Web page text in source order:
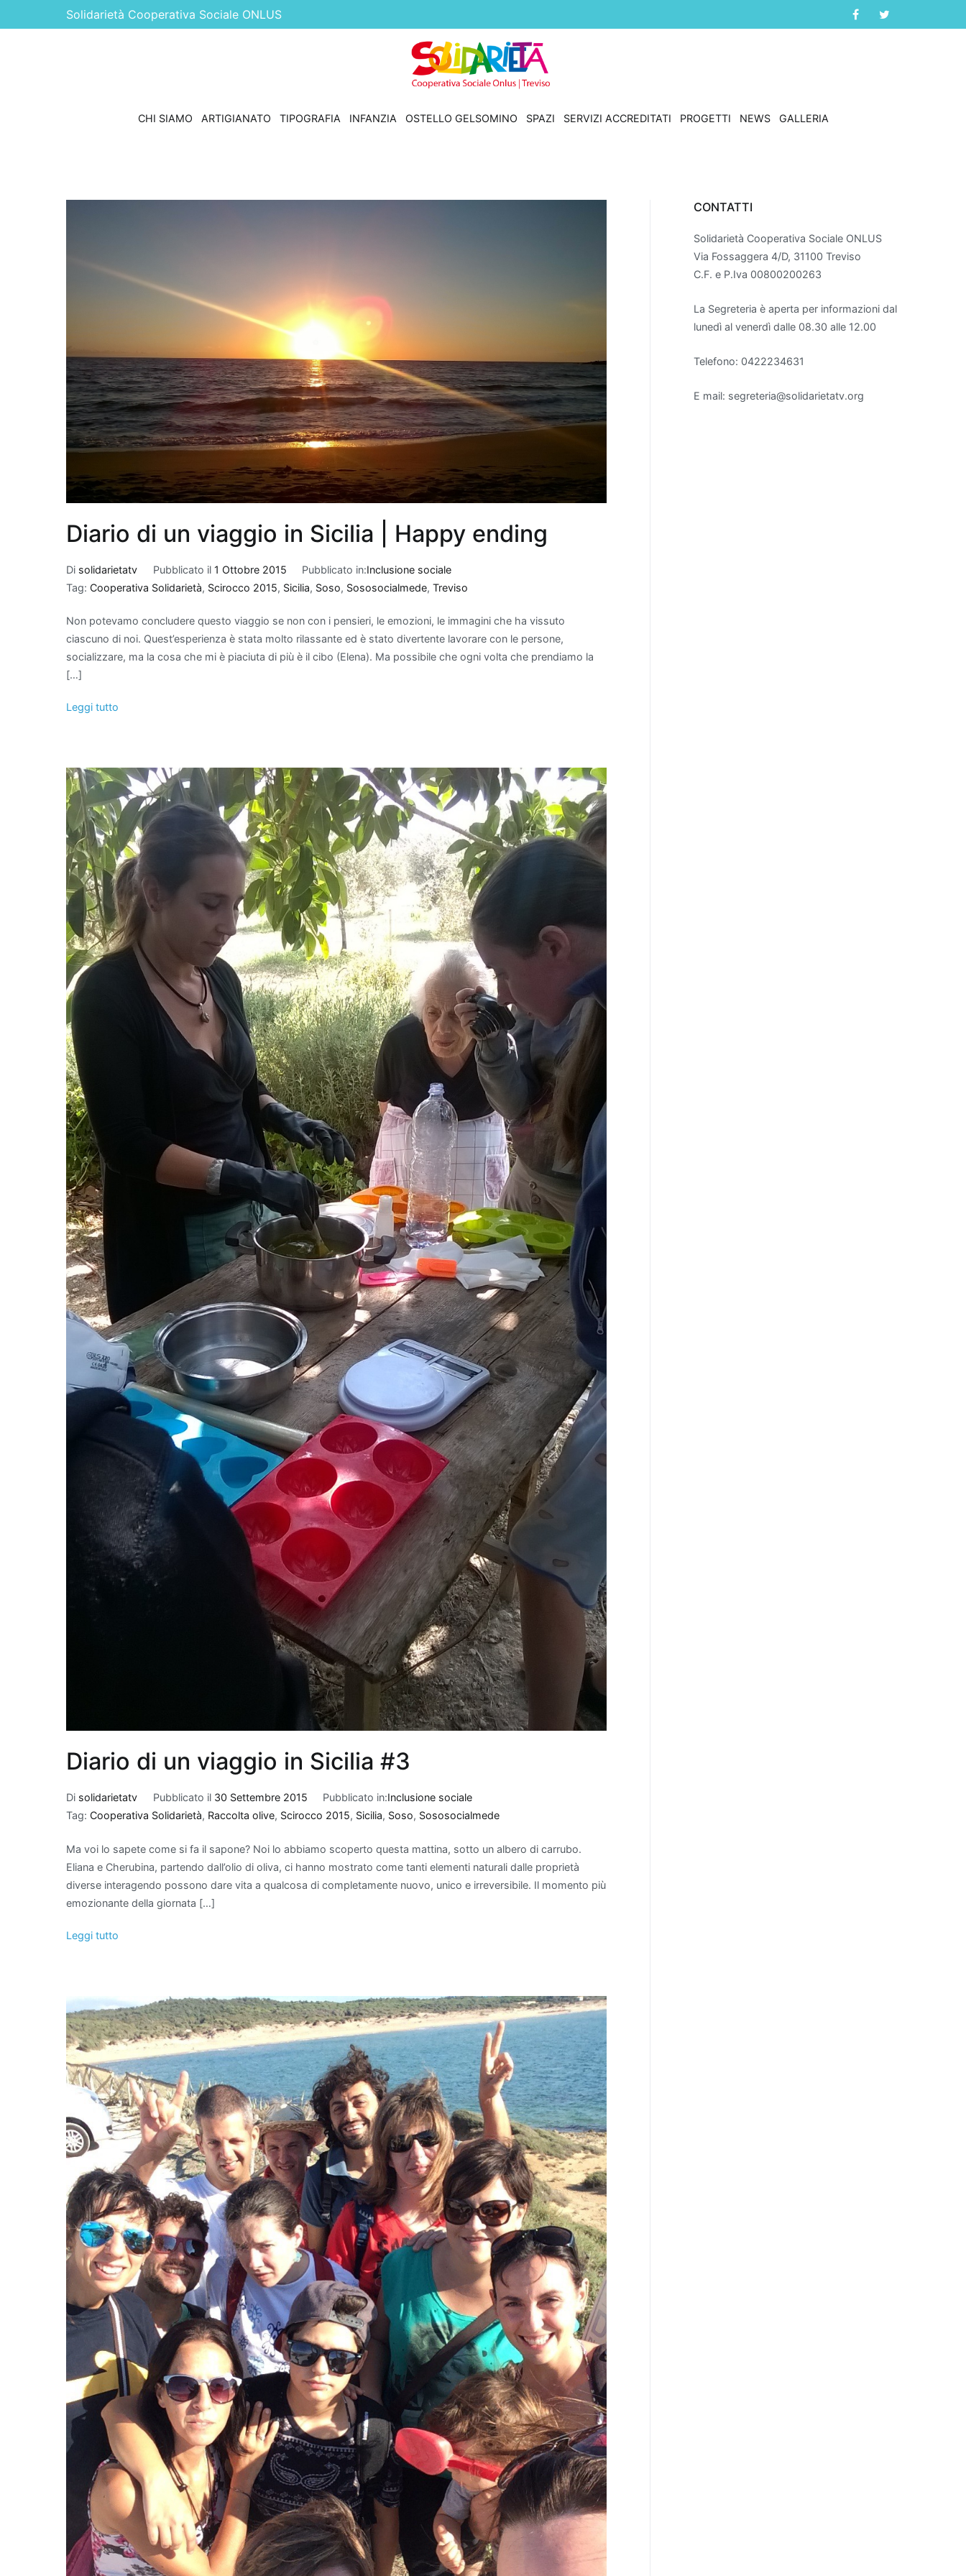
al
Solidarietà Cooperativa Sociale ONLUS
Solidarietà Treviso
Cooperativa Sociale Onlus
CHI SIAMO ARTIGIANATO TIPOGRAFIA INFANZIA OSTELLO GELSOMINO SPAZI SERVIZI ACCREDITATI PROGETTI NEWS GALLERIA
Diario di un viaggio in Sicilia | Happy ending
Di solidarietatv Pubblicato il 1 Ottobre 2015 Pubblicato in:Inclusione sociale
Tag: Cooperativa Solidarietà, Scirocco 2015, Sicilia, Soso, Sososocialmede, Treviso
Non potevamo concludere questo viaggio se non con i pensieri, le emozioni, le immagini che ha vissuto
ciascuno di noi. Quest’esperienza è stata molto rilassante ed è stato divertente lavorare con le persone,
socializzare, ma la cosa che mi è piaciuta di più è il cibo (Elena). Ma possibile che ogni volta che prendiamo la
[…]
Leggi tutto
Diario di un viaggio in Sicilia #3
Di solidarietatv Pubblicato il 30 Settembre 2015 Pubblicato in:Inclusione sociale
Tag: Cooperativa Solidarietà, Raccolta olive, Scirocco 2015, Sicilia, Soso, Sososocialmede
Ma voi lo sapete come si fa il sapone? Noi lo abbiamo scoperto questa mattina, sotto un albero di carrubo.
Eliana e Cherubina, partendo dall’olio di oliva, ci hanno mostrato come tanti elementi naturali dalle proprietà
diverse interagendo possono dare vita a qualcosa di completamente nuovo, unico e irreversibile. Il momento più
emozionante della giornata […]
Leggi tutto
CONTATTI
Solidarietà Cooperativa Sociale ONLUS
Via Fossaggera 4/D, 31100 Treviso
C.F. e P.Iva 00800200263
La Segreteria è aperta per informazioni dal
lunedì al venerdì dalle 08.30 alle 12.00
Telefono: 0422234631
E mail: segreteria@solidarietatv.org